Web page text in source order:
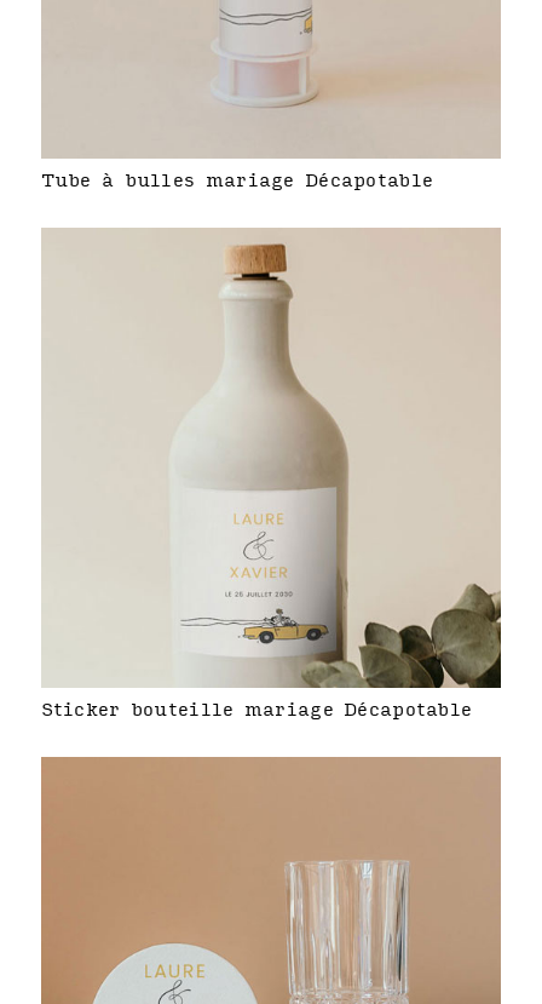
Tube à bulles mariage Décapotable
Sticker bouteille mariage Décapotable